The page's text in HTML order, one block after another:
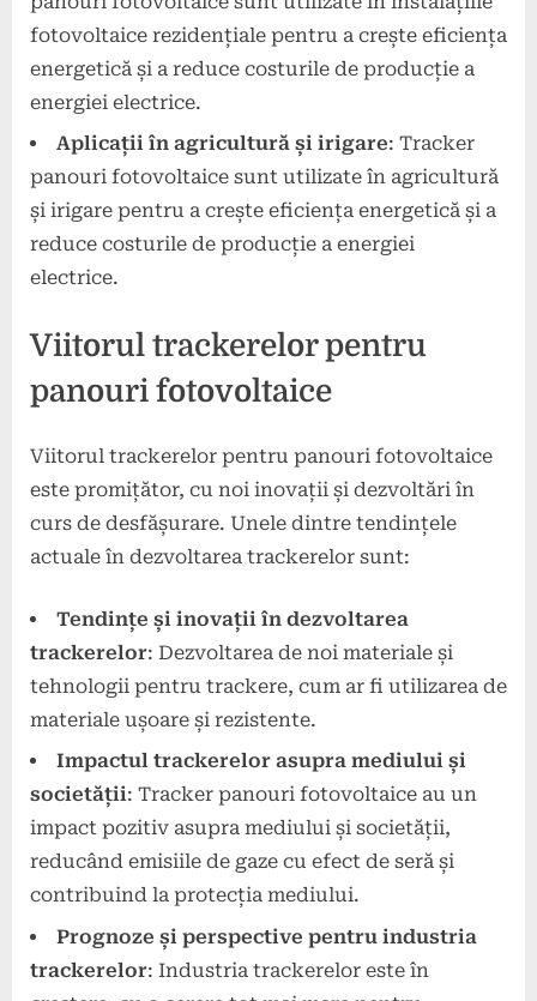
fotovoltaice rezidențiale pentru a crește eficiența
energetică și a reduce costurile de producție a
energiei electrice.
Aplicații în agricultură și irigare: Tracker
panouri fotovoltaice sunt utilizate în agricultură
și irigare pentru a crește eficiența energetică și a
reduce costurile de producție a energiei
electrice.
Viitorul trackerelor pentru
panouri fotovoltaice
Viitorul trackerelor pentru panouri fotovoltaice
este promițător, cu noi inovații și dezvoltări în
curs de desfășurare. Unele dintre tendințele
actuale în dezvoltarea trackerelor sunt:
Tendințe și inovații în dezvoltarea
trackerelor: Dezvoltarea de noi materiale și
tehnologii pentru trackere, cum ar fi utilizarea de
materiale ușoare și rezistente.
Impactul trackerelor asupra mediului și
societății: Tracker panouri fotovoltaice au un
impact pozitiv asupra mediului și societății,
reducând emisiile de gaze cu efect de seră și
contribuind la protecția mediului.
Prognoze și perspective pentru industria
trackerelor: Industria trackerelor este în